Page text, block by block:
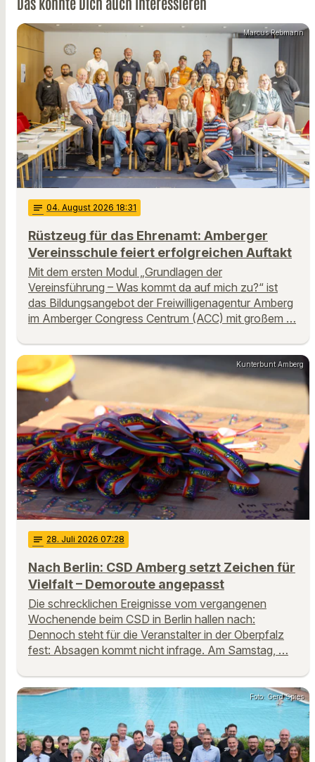
Marcus Rebmann
notes 04. August 2026 18:31
Rüstzeug für das Ehrenamt: Amberger
Vereinsschule feiert erfolgreichen Auftakt
Mit dem ersten Modul „Grundlagen der
Vereinsführung – Was kommt da auf mich zu?“ ist
das Bildungsangebot der Freiwilligenagentur Amberg
im Amberger Congress Centrum (ACC) mit großem …
Kunterbunt Amberg
notes 28. Juli 2026 07:28
Nach Berlin: CSD Amberg setzt Zeichen für
Vielfalt – Demoroute angepasst
Die schrecklichen Ereignisse vom vergangenen
Wochenende beim CSD in Berlin hallen nach:
Dennoch steht für die Veranstalter in der Oberpfalz
fest: Absagen kommt nicht infrage. Am Samstag, …
Foto: Gerd Spies